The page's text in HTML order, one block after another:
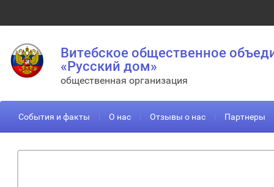
Витебское общественное
«Русский дом»
общественная организация
События и факты О нас Отзывы о нас Партнеры